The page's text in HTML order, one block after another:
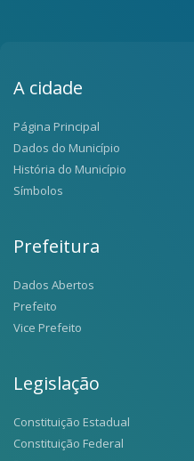
A cidade
Página Principal
Dados do Município
História do Município
Símbolos
Prefeitura
Dados Abertos
Prefeito
Vice Prefeito
Legislação
Constituição Estadual
Constituição Federal